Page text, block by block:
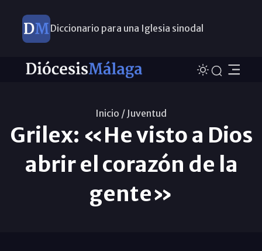
Diccionario para una Iglesia sinodal
Nuevos nombramientos
Inicio / Juventud
Grilex: «He visto a Dios
abrir el corazón de la
gente»